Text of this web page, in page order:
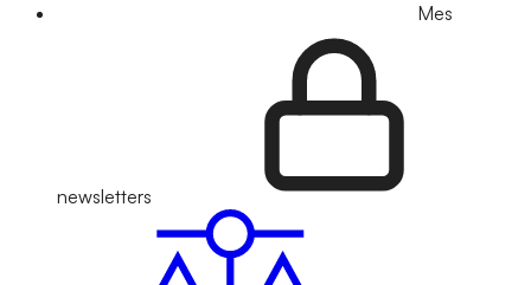
Mes
newsletters